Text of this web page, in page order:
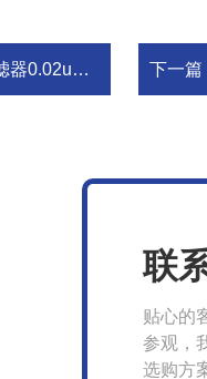
验室耗材 下一篇
联
贴心的
参观，
选购方